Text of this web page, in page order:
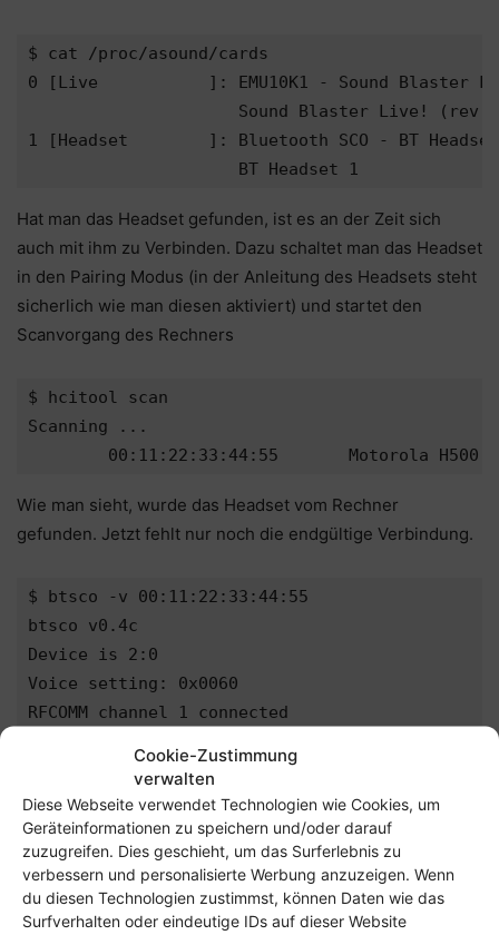
Cookie-Zustimmung
verwalten
Diese Webseite verwendet Technologien wie Cookies, um
Geräteinformationen zu speichern und/oder darauf
zuzugreifen. Dies geschieht, um das Surferlebnis zu
verbessern und personalisierte Werbung anzuzeigen. Wenn
du diesen Technologien zustimmst, können Daten wie das
Surfverhalten oder eindeutige IDs auf dieser Website
$ cat /proc/asound/cards
0 [Live           ]: EMU10K1 - Sound Blaster
Sound Blaster Live!
1 [Headset        ]: Bluetooth SCO - BT Headset
Hat man das Headset gefunden, ist es an der Zeit sich
auch mit ihm zu Verbinden. Dazu schaltet man das Headset
in den Pairing Modus (in der Anleitung des Headsets steht
sicherlich wie man diesen aktiviert) und startet den
Scanvorgang des Rechners
$ hcitool scan
Scanning ...
Wie man sieht, wurde das Headset vom Rechner
gefunden. Jetzt fehlt nur noch die endgültige Verbindung.
$ btsco -v 00:11:22:33:44:55
btsco v0.4c
Device is 2:0
Voice setting: 0x0060
Beim ersten Verbindungsversuch sollte ein kleines
Fenster erscheinen, das den Bluetooth Pin des Headset
abfragt, üblicherweise ist das 0000. So schließlich und
endlich, kann man das Headset jetzt testen.